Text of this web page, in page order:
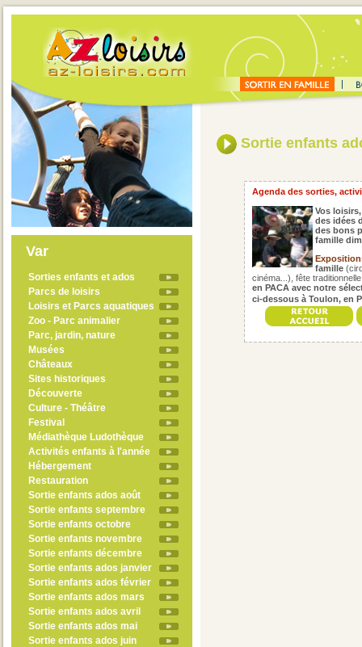
Var
Sorties enfants et ados
Parcs de loisirs
Loisirs et Parcs aquatiques
Zoo - Parc animalier
Parc, jardin, nature
Musées
Châteaux
Sites historiques
Découverte
Culture - Théâtre
Festival
Médiathèque Ludothèque
Activités enfants à l'année
Hébergement
Restauration
Sortie enfants ados août
Sortie enfants septembre
Sortie enfants octobre
Sortie enfants novembre
Sortie enfants décembre
Sortie enfants ados janvier
Sortie enfants ados février
Sortie enfants ados mars
Sortie enfants ados avril
Sortie enfants ados mai
Sortie enfants ados juin
Sortie enfants
Agenda des sorties,
Vos
des idées
des bons
famille
famille
cinéma...), fête
en PACA avec notre
ci-dessous à Toulon, en